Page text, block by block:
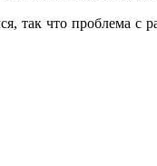
так что проблема с